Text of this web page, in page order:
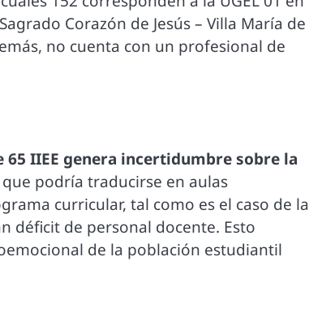
Corazón de Jesús – Villa María de
no cuenta con un profesional de
IIEE genera incertidumbre sobre la
podría traducirse en aulas
curricular, tal como es el caso de la
déficit de personal docente. Esto
de la población estudiantil